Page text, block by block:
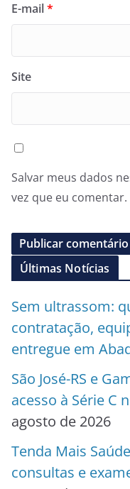
E-mail*
Site
Salvar meus dados
vez que eu comentar.
Últimas Notícias
Sem ultrassom:
contratação,
entregue em
São José-RS e
acesso à Série C
agosto de 2026
Tenda Mais
consultas e